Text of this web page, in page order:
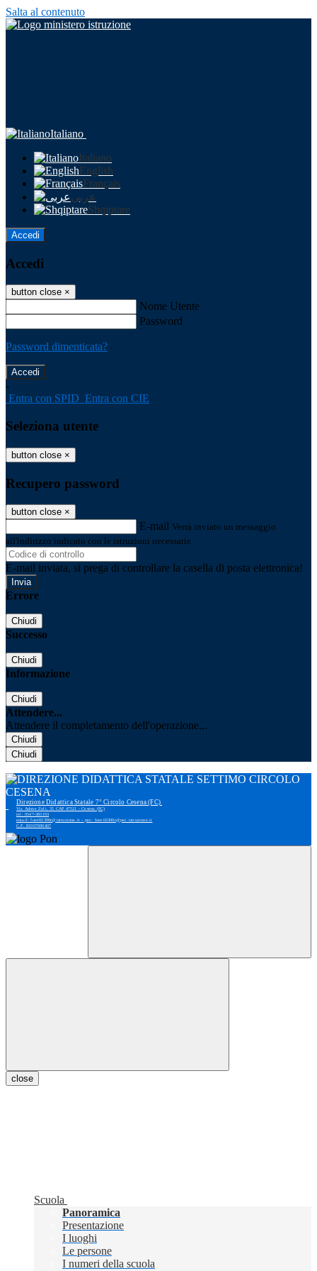
Salta al contenuto
Italiano
Italiano
English
Français
عربى
Shqiptare
Accedi
Accedi
button close ×
Nome Utente
Password
Password dimenticata?
-
Entra con SPID Entra con CIE
Seleziona utente
button close ×
Recupero password
button close ×
E-mail Verrà inviato un messaggio
all'indirizzo indicato con le istruzioni necessarie.
E-mail inviata, si prega di controllare la casella di posta elettronica!
Errore
Chiudi
Successo
Chiudi
Informazione
Chiudi
Attendere...
Attendere il completamento dell'operazione...
Chiudi
Chiudi
Direzione Didattica Statale 7° Circolo Cesena (FC)
Via Adone Zoli, 35 CAP 47521 - Cesena (FC)
tel: 0547-383193
email: foee02300r@istruzione.it - pec: foee02300r@pec.istruzione.it
C.F. 81007690407
close
Scuola
Panoramica
Presentazione
I luoghi
Le persone
I numeri della scuola